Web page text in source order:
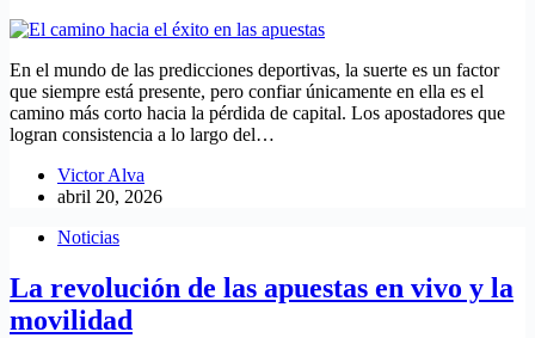
En el mundo de las predicciones deportivas, la suerte es un factor
que siempre está presente, pero confiar únicamente en ella es el
camino más corto hacia la pérdida de capital. Los apostadores que
logran consistencia a lo largo del…
Victor Alva
abril 20, 2026
Noticias
La revolución de las apuestas en vivo y la
movilidad